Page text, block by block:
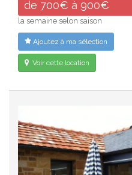
de 700€ à 900€
la semaine selon saison
Ajoutez à ma sélection
Voir cette location